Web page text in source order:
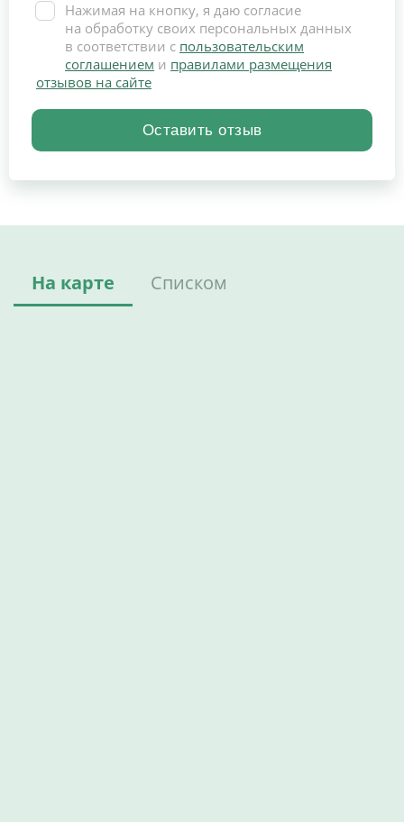
Нажимая на кнопку, я даю согласие
на обработку своих персональных данных
в соответствии с пользовательским
соглашением и правилами размещения
отзывов на сайте
На карте Списком